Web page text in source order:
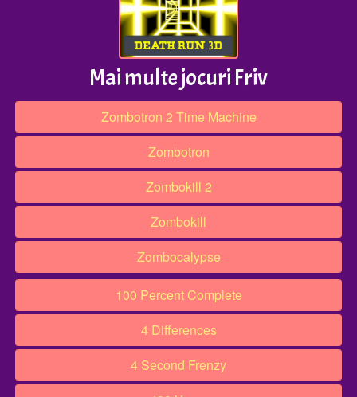
Mai multe jocuri Friv
Zombotron 2 Time Machine
Zombotron
Zombokill 2
Zombokill
Zombocalypse
100 Percent Complete
4 Differences
4 Second Frenzy